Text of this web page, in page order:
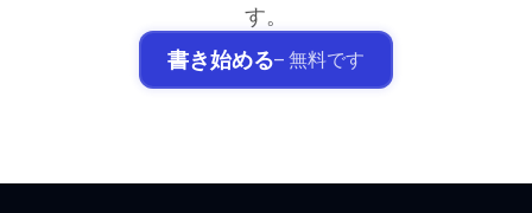
す。
書き始める– 無料です